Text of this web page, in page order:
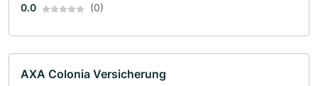
0.0 (0)
AXA Colonia Versicherung